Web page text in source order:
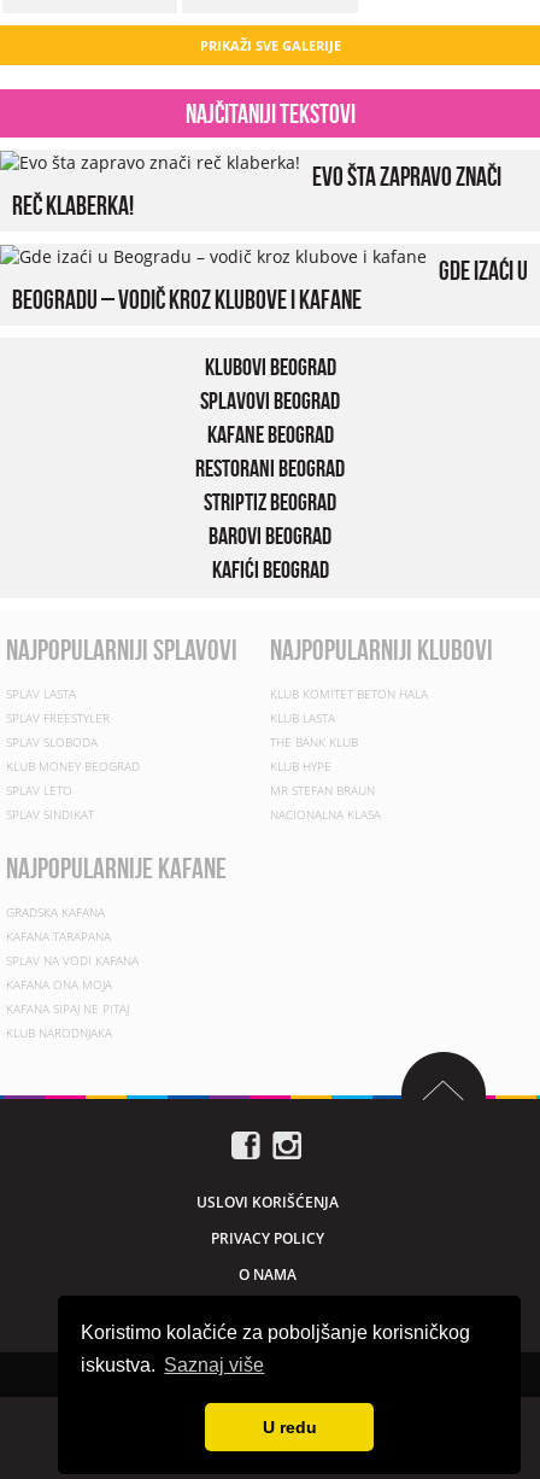
Koristimo kolačiće za poboljšanje korisničkog
iskustva. Saznaj više
U redu
PRIKAŽI SVE GALERIJE
Najčitaniji tekstovi
Evo šta zapravo znači
reč klaberka!
Gde izaći u
Beogradu – vodič kroz klubove i kafane
Klubovi Beograd
Splavovi Beograd
Kafane Beograd
Restorani Beograd
Striptiz Beograd
Barovi Beograd
Kafići Beograd
najpopularniji splavovi
SPLAV LASTA
SPLAV FREESTYLER
SPLAV SLOBODA
KLUB MONEY BEOGRAD
SPLAV LETO
SPLAV SINDIKAT
najpopularniji klubovi
KLUB KOMITET BETON HALA
KLUB LASTA
THE BANK KLUB
KLUB HYPE
MR STEFAN BRAUN
NACIONALNA KLASA
najpopularnije kafane
GRADSKA KAFANA
KAFANA TARAPANA
SPLAV NA VODI KAFANA
KAFANA ONA MOJA
KAFANA SIPAJ NE PITAJ
KLUB NARODNJAKA
USLOVI KORIŠĆENJA
PRIVACY POLICY
O NAMA
Sva prava zadržana © 2026. beogradnocu.com